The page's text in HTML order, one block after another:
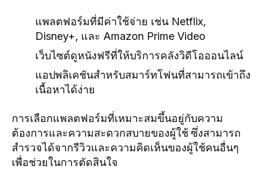
แพลตฟอร์มที่มีค่าใช้จ่าย เช่น Netflix,
Disney+, และ Amazon Prime Video
เว็บไซต์ดูหนังฟรีที่ให้บริการคลังวิดีโอออนไลน์
แอปพลิเคชันสำหรับสมาร์ทโฟนที่สามารถเข้าถึง
เนื้อหาได้ง่าย
การเลือกแพลตฟอร์มที่เหมาะสมขึ้นอยู่กับความ
ต้องการและความสะดวกสบายของผู้ใช้ ซึ่งสามารถ
สำรวจได้จากรีวิวและความคิดเห็นของผู้ใช้คนอื่นๆ
เพื่อช่วยในการตัดสินใจ